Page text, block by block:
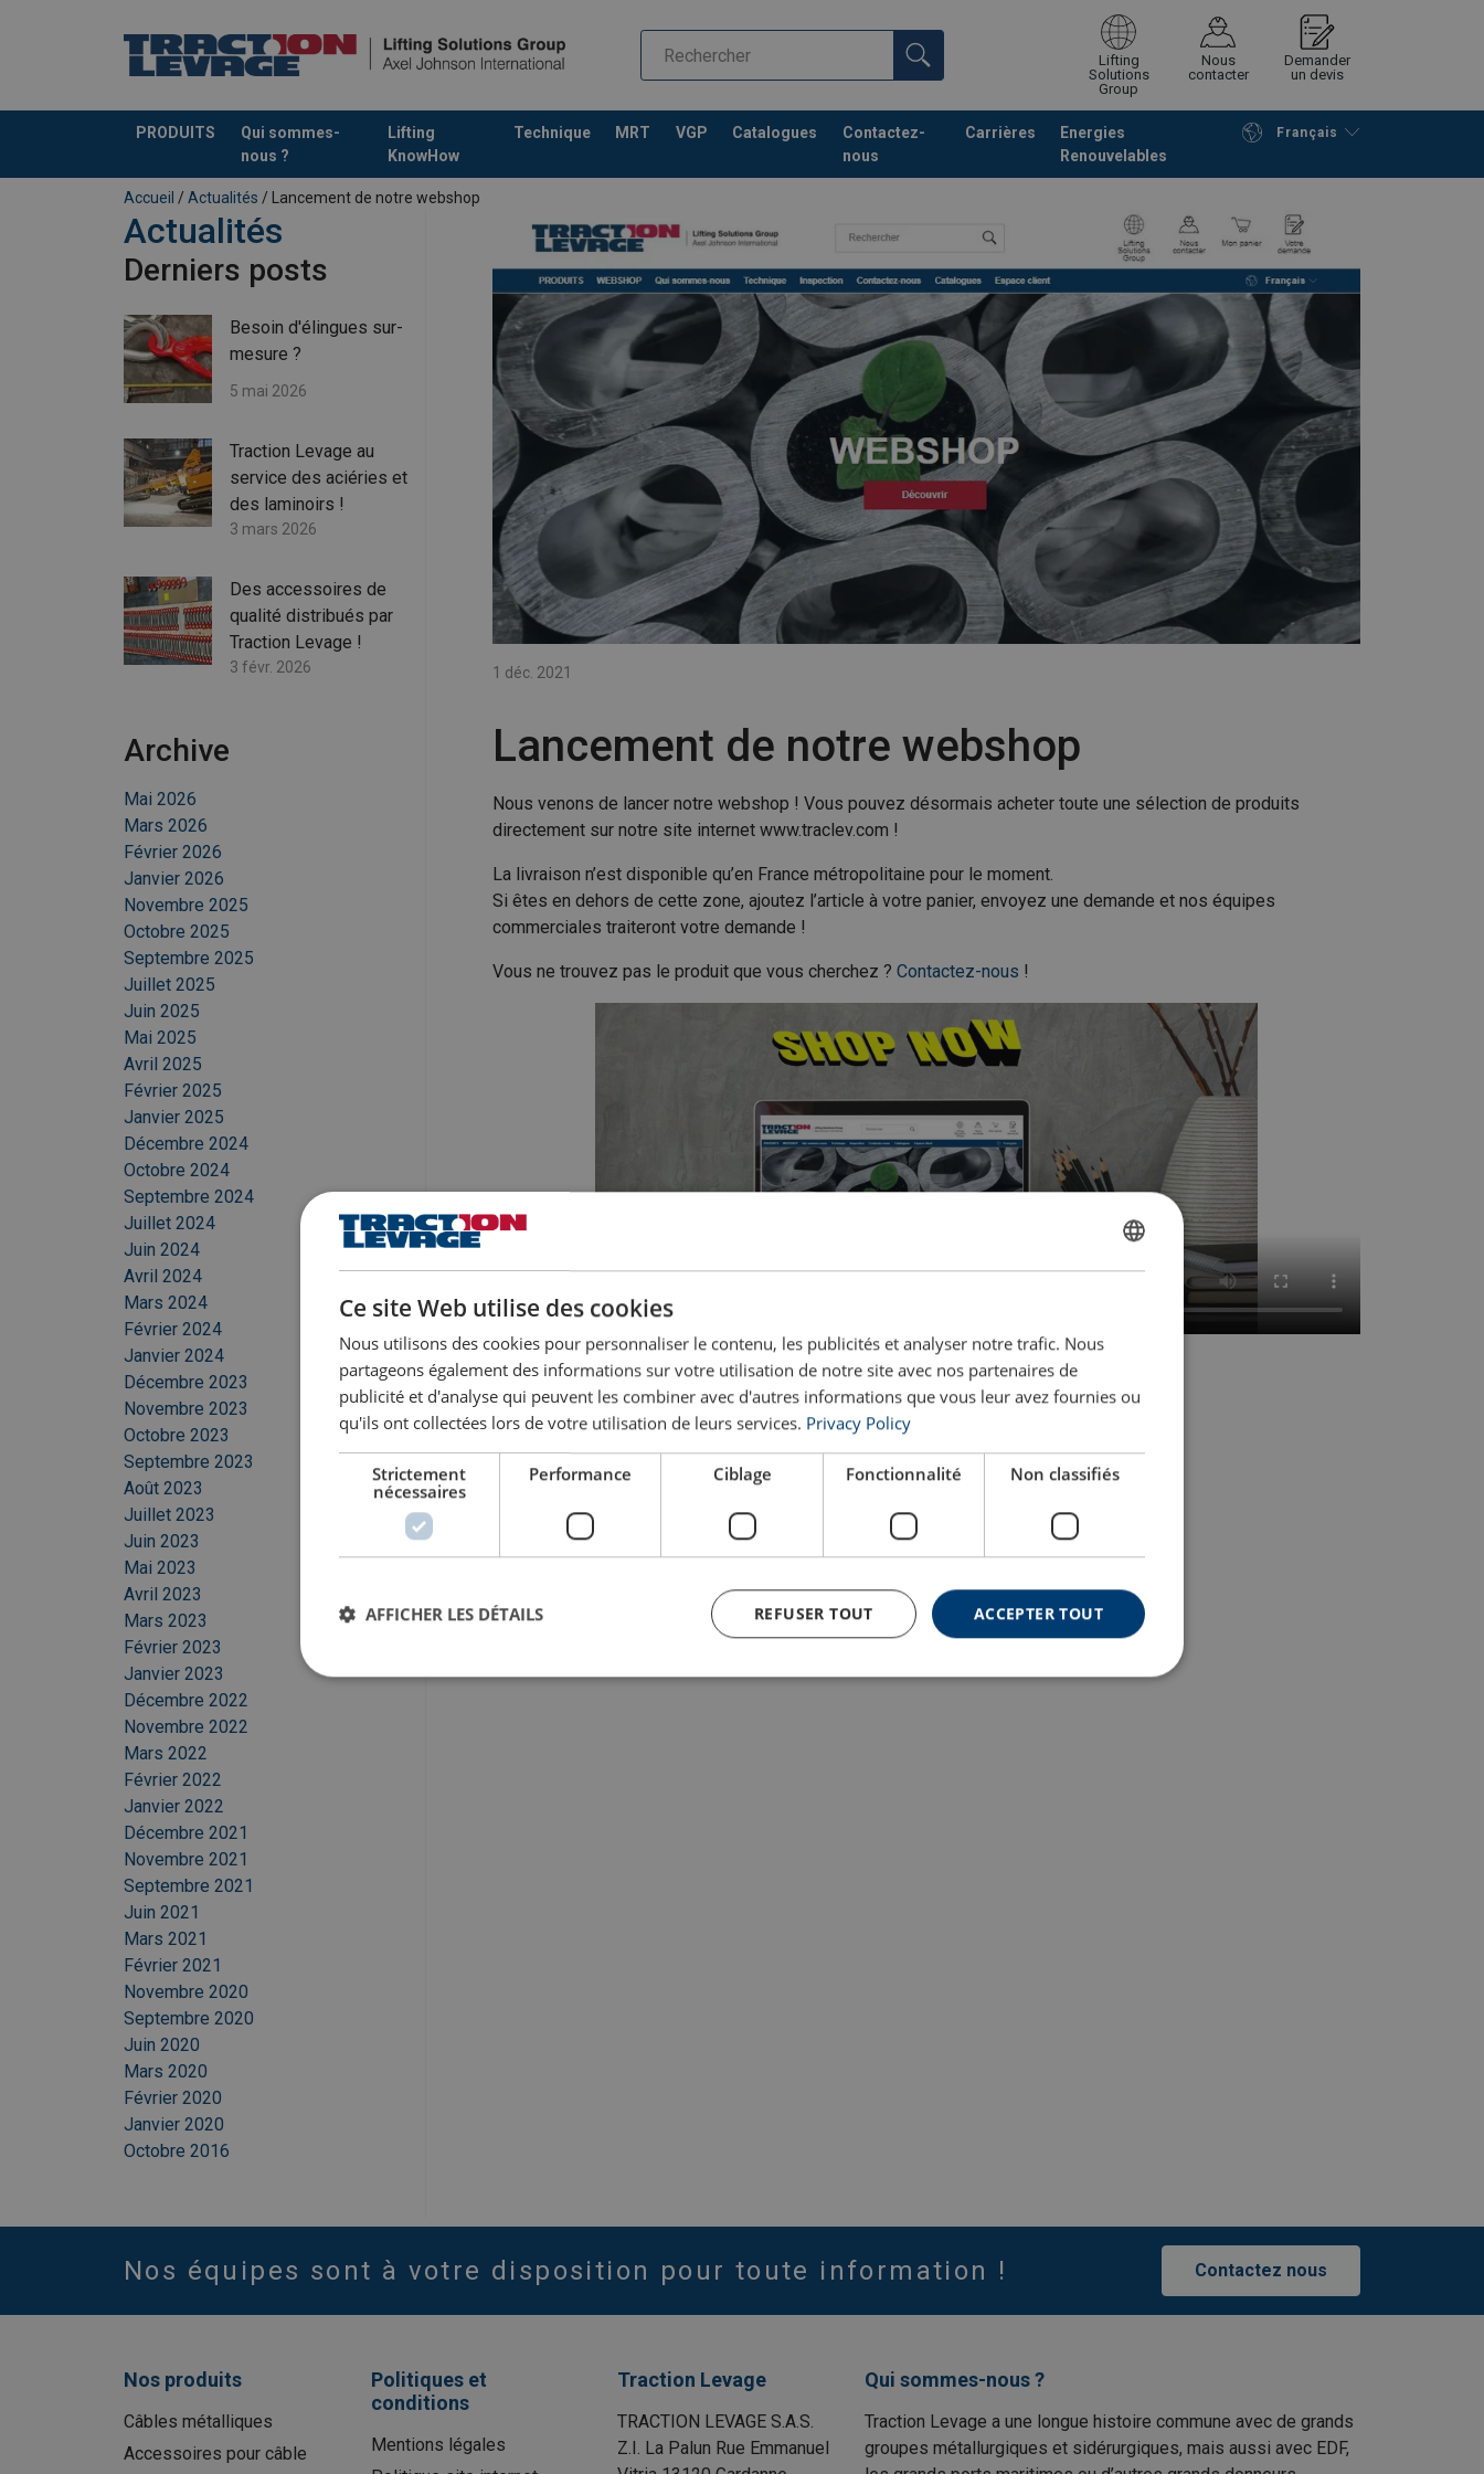
Lifting
Solutions
Group
Nous
contacter
Demander
un devis
PRODUITS
Qui sommes-
nous ?
Lifting
KnowHow
Technique MRT VGP Catalogues
Contactez-
nous
Carrières
Energies
Renouvelables
Français
Ajouté au panier Poursuivre Envoyer demande
Accueil / Actualités / Lancement de notre webshop
1 déc. 2021
Lancement de notre webshop
Nous venons de lancer notre webshop ! Vous pouvez désormais acheter toute une sélection de produits
directement sur notre site internet www.traclev.com !
La livraison n’est disponible qu’en France métropolitaine pour le moment.
Si êtes en dehors de cette zone, ajoutez l’article à votre panier, envoyez une demande et nos équipes
commerciales traiteront votre demande !
Vous ne trouvez pas le produit que vous cherchez ? Contactez-nous !
Actualités
Derniers posts
Besoin d'élingues sur-
mesure ?
5 mai 2026
Traction Levage au
service des aciéries et
des laminoirs !
3 mars 2026
Des accessoires de
qualité distribués par
Traction Levage !
3 févr. 2026
Archive
Mai 2026
Mars 2026
Février 2026
Janvier 2026
Novembre 2025
Octobre 2025
Septembre 2025
Juillet 2025
Juin 2025
Mai 2025
Avril 2025
Février 2025
Janvier 2025
Décembre 2024
Octobre 2024
Septembre 2024
Juillet 2024
Juin 2024
Avril 2024
Mars 2024
Février 2024
Janvier 2024
Décembre 2023
Novembre 2023
Octobre 2023
Septembre 2023
Août 2023
Juillet 2023
Juin 2023
Mai 2023
Avril 2023
Mars 2023
Février 2023
Janvier 2023
Décembre 2022
Novembre 2022
Mars 2022
Février 2022
Janvier 2022
Décembre 2021
Novembre 2021
Septembre 2021
Juin 2021
Mars 2021
Février 2021
Novembre 2020
Septembre 2020
Juin 2020
Mars 2020
Février 2020
Janvier 2020
Octobre 2016
Nos équipes sont à votre disposition pour toute information ! Contactez nous
Nos produits
Câbles métalliques
Accessoires pour câble
Politiques et
conditions
Mentions légales
Traction Levage
TRACTION LEVAGE S.A.S.
Z.I. La Palun Rue Emmanuel
Qui sommes-nous ?
Traction Levage a une longue histoire commune avec de grands
groupes métallurgiques et sidérurgiques, mais aussi avec EDF,
Ce site Web utilise des cookies
Nous utilisons des cookies pour personnaliser le contenu, les publicités et analyser notre trafic. Nous
partageons également des informations sur votre utilisation de notre site avec nos partenaires de
publicité et d'analyse qui peuvent les combiner avec d'autres informations que vous leur avez fournies ou
qu'ils ont collectées lors de votre utilisation de leurs services. Privacy Policy
Strictement
nécessaires
Performance Ciblage Fonctionnalité Non classifiés
ACCEPTER TOUT
REFUSER TOUT
AFFICHER LES DÉTAILS